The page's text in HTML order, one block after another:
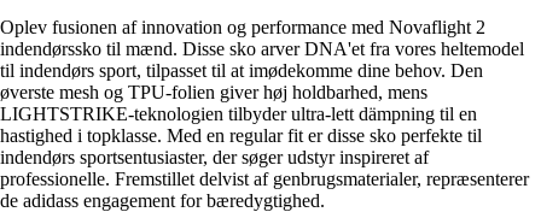
Oplev fusionen af innovation og performance med Novaflight 2
indendørssko til mænd. Disse sko arver DNA'et fra vores heltemodel
til indendørs sport, tilpasset til at imødekomme dine behov. Den
øverste mesh og TPU-folien giver høj holdbarhed, mens
LIGHTSTRIKE-teknologien tilbyder ultra-lett dämpning til en
hastighed i topklasse. Med en regular fit er disse sko perfekte til
indendørs sportsentusiaster, der søger udstyr inspireret af
professionelle. Fremstillet delvist af genbrugsmaterialer, repræsenterer
de adidass engagement for bæredygtighed.